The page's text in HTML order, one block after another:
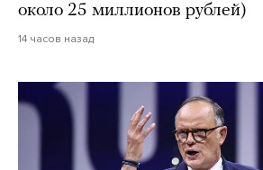
около 25 миллионов рублей)
14 часов назад